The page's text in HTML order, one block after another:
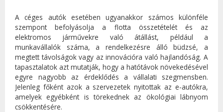
A céges autók esetében ugyanakkor számos különféle
szempont befolyásolja a flotta összetételét és az
elektromos járművekre való átállást, például a
munkavállalók száma, a rendelkezésre álló büdzsé, a
megtett távolságok vagy az innovációra való hajlandóság. A
tapasztalatok azt mutatják, hogy a hatótávok növekedésével
egyre nagyobb az érdeklődés a vállalati szegmensben.
Jelenleg főként azok a szervezetek nyitottak az e-autókra,
amelyek egyébként is törekednek az ökológiai lábnyom
csökkentésére.